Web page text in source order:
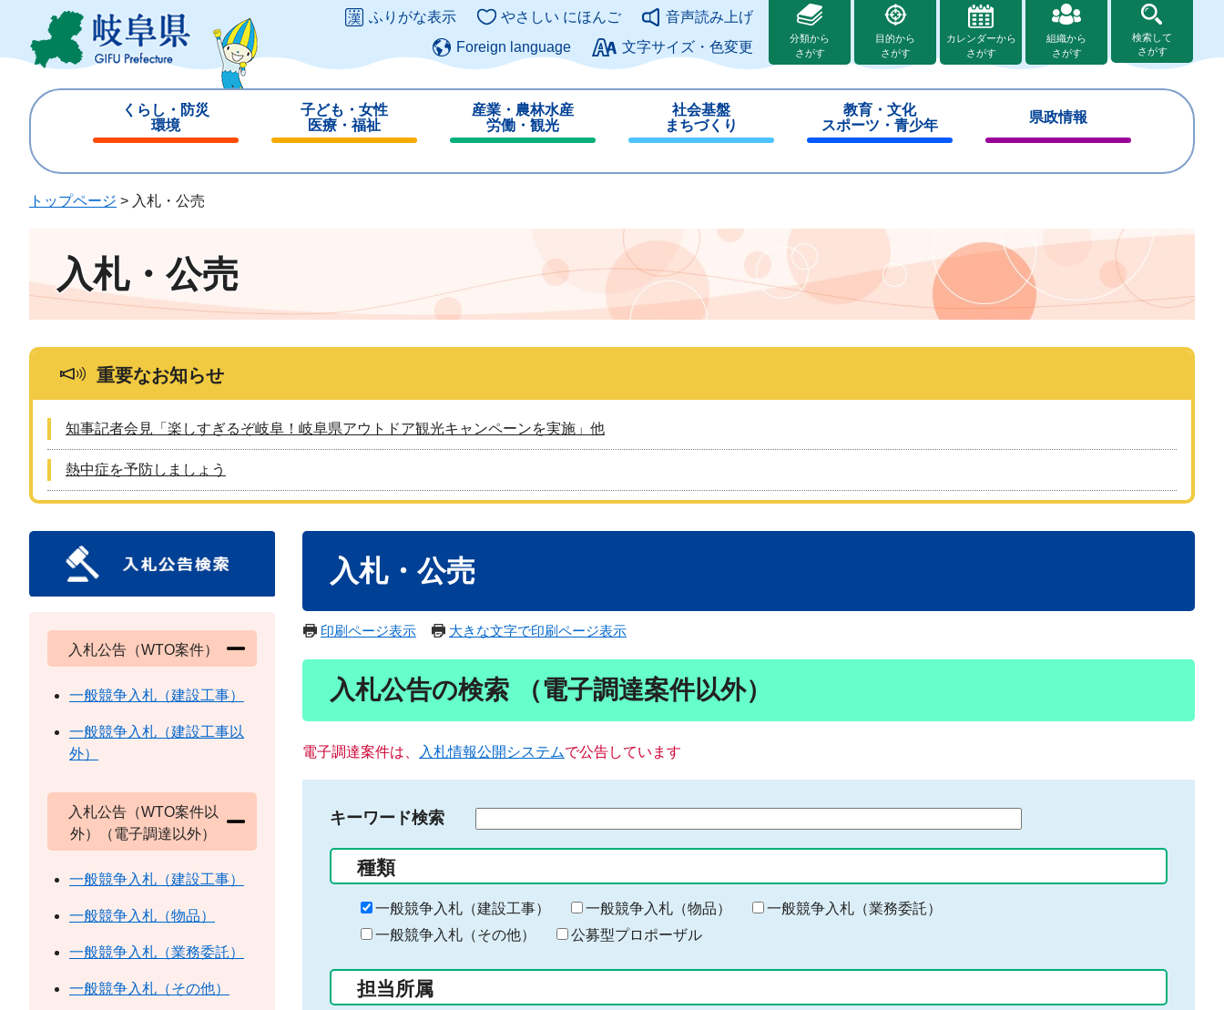
ジ
ュ
このページの本文へ
ふりがな表示 やさしい にほんご
音声読み上げ
Foreign language
文字サイズ・色変更
分類から
さがす
目的から
さがす
カレンダーから
さがす
組織から
さがす
検索して
さがす
くらし・防災
環境
じ
子ども・女性
医療・福祉
じ
産業・農林水産
労働・観光
じ
社会基盤
まちづくり
じ
教育・文化
スポーツ・青少年
じ
県政情報
じ
トップページ > 入札・公売
入札・公売
重要なお知らせ
知事記者会見「楽しすぎるぞ岐阜！岐阜県アウトドア観光キャンペーンを実施」他
熱中症を予防しましょう
入札・公売
印刷ページ表示 大きな文字で印刷ページ表示
入札公告の検索 （電子調達案件以外）
電子調達案件は、 入札情報公開システムで公告しています
キーワード検索
る
キ
ー
ー
種類
一般競争入札（建設工事） 一般競争入札（物品）
一般競争入札（業務委託）
一般競争入札（その他）
公募型プロポーザル
担当所属
入札公告（WTO案件）
一般競争入札（建設工事）
一般競争入札（建設工事以
外）
入札公告（WTO案件以
外）（電子調達以外）
一般競争入札（建設工事）
一般競争入札（物品）
一般競争入札（業務委託）
一般競争入札（その他）